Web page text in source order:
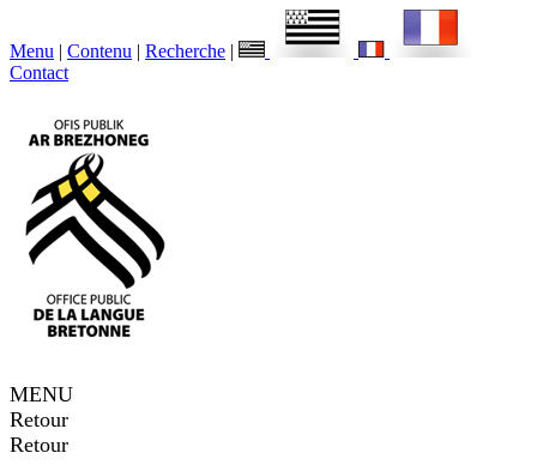
Menu | Contenu | Recherche |
Contact
MENU
Retour
Retour